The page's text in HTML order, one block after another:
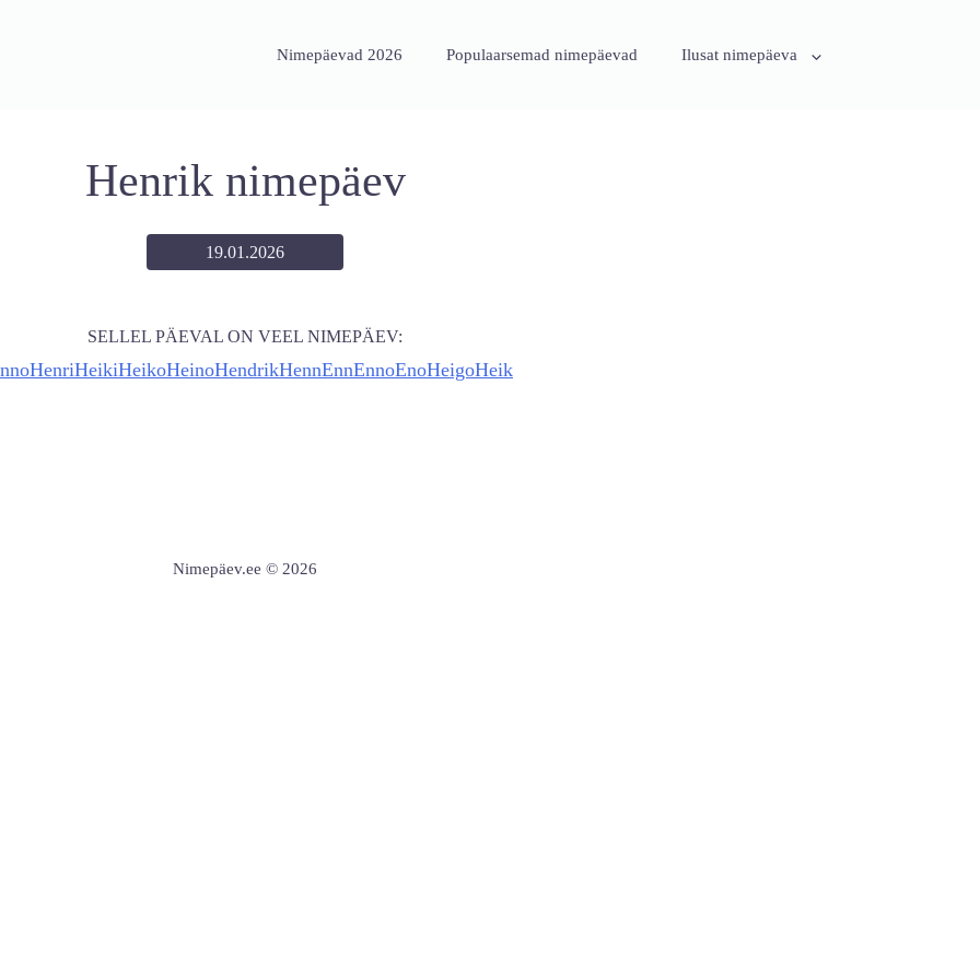
Nimepäevad 2026 Populaarsemad nimepäevad Ilusat nimepäeva
Henrik nimepäev
19.01.2026
SELLEL PÄEVAL ON VEEL NIMEPÄEV:
HenriHeikiHeikoHeinoHendrikHennEnnEnnoEnoHeigoHeik
Nimepäev.ee © 2026